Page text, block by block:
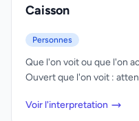
Caisson
Personnes
Que l'on voit ou que l'on
Ouvert que l'on voit :
Voir l'interpretation